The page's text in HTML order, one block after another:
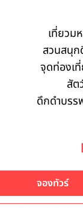
เที่ยวม
สวนสนุ
จุดท่องเ
สัต
ดึกดำบรร
จองทัวร์